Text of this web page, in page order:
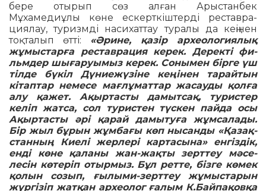
бере отырып сөз ал­ған Арыстанбек
Мұхамедиұлы көне ескерткіштерді рестав­ра­
ция­лау, туризмді насихаттау туралы да кеңінен
тоқталып өтті: «Әрине, қа­зір археологиялық
жұмыстарға рес­таврация керек. Деректі фи­
льм­дер шығаруымыз керек. Со­нымен бірге үш
тілде бүкіл Дү­ние­жүзіне кеңі­нен тарайтын
кітаптар немесе мағлұматтар жасауды қол­ға
алу қажет. Ақыртасты дамытсақ, ту­ристер
келіп жатса, сол турис­тен түскен пай­да осы
Ақыртасты әрі қарай да­мытуға жұмсалады.
Бір жыл бұрын жұмбағы көп ны­санды «Қазақ­
станның Киелі жер­лері картасына» енгіздік,
енді көне қа­ланы жан-жақты зерттеу мә­се­
лесін көтеріп отырмыз. Бұл ретте, бізге көмек
қо­лын созып, ғылыми-зерт­теу жұ­мыстарын
жүргізіп жат­­қан археолог ғалым К.Бай­па­қовқа